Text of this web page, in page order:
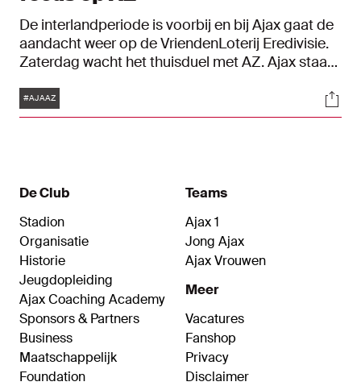
De interlandperiode is voorbij en bij Ajax gaat de
aandacht weer op de VriendenLoterij Eredivisie.
Zaterdag wacht het thuisduel met AZ. Ajax staat
op de vierde plaats met vijftien punten. De
wedstrijd in de Johan Cruijff ArenA begint om
Tags
#AJAAZ
De Club
Stadion
Organisatie
Historie
Jeugdopleiding
Ajax Coaching Academy
Sponsors & Partners
Business
Maatschappelijk
Foundation
Teams
Ajax 1
Jong Ajax
Ajax Vrouwen
Meer
Vacatures
Fanshop
Privacy
Disclaimer